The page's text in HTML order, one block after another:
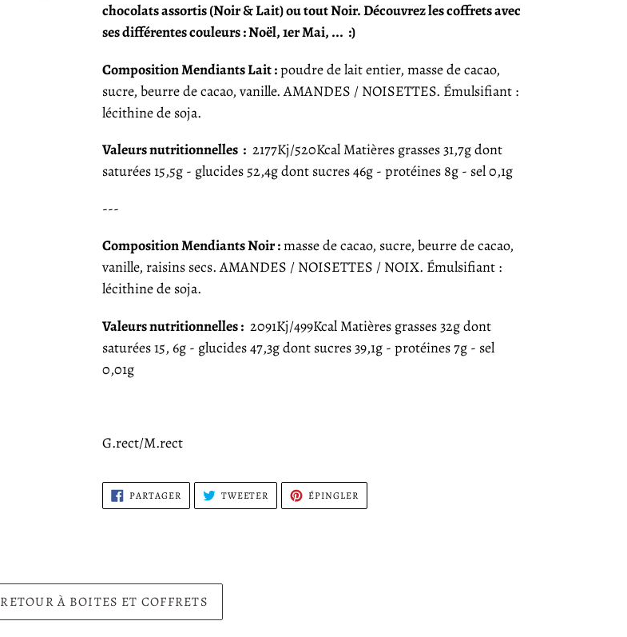
chocolats assortis (Noir & Lait) ou tout Noir. Découvrez les coffrets avec
ses différentes couleurs :Noël, 1er Mai, ... :)
Composition Mendiants Lait :poudre de lait entier, masse de cacao,
sucre, beurre de cacao, vanille.AMANDES / NOISETTES. Émulsifiant :
lécithine de soja.
Valeurs nutritionnelles : 2177Kj/520Kcal Matières grasses 31,7g dont
saturées 15,5g - glucides 52,4g dont sucres 46g - protéines 8g - sel 0,1g
---
Composition Mendiants Noir :masse de cacao, sucre, beurre de cacao,
vanille, raisins secs.AMANDES / NOISETTES / NOIX. Émulsifiant :
lécithine de soja.
Valeurs nutritionnelles: 2091Kj/499Kcal Matières grasses 32g dont
saturées 15, 6g - glucides 47,3g dont sucres 39,1g - protéines 7g - sel
0,01g
G.rect/M.rect
PARTAGER PARTAGER
SUR
FACEBOOK
TWEETER TWEETER
TWITTER
ÉPINGLER
PINTEREST
RETOUR À BOITES ET COFFRETS